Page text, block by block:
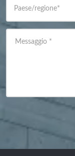
Paese/regione*
Messaggio *